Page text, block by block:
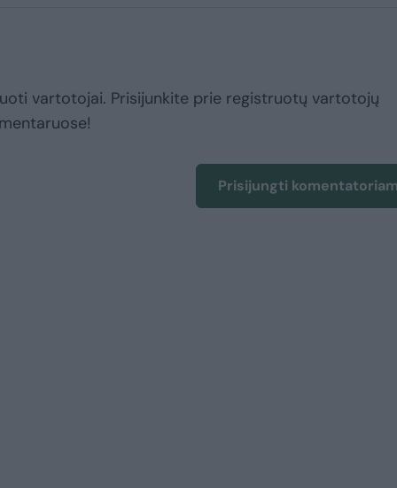
vartotojai. Prisijunkite prie registruotų vartotojų
Prisijungti